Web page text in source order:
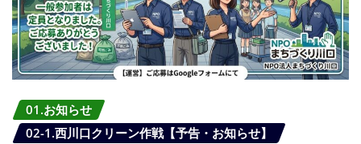
01.お知らせ
02-1.西川口クリーン作戦【予告・お知らせ】